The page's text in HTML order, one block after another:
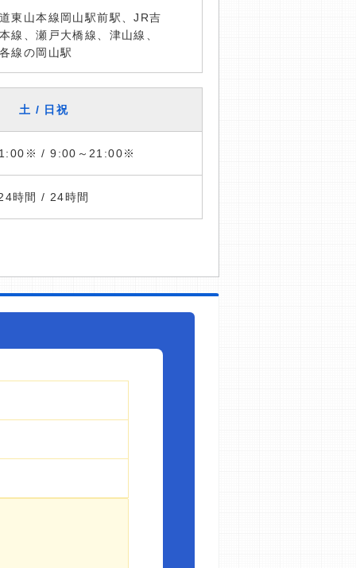
東山本線岡山駅前駅、JR吉
線、瀬戸大橋線、津山線、
線の岡山駅
土 / 日祝
/ 9:00～21:00※
時間 / 24時間